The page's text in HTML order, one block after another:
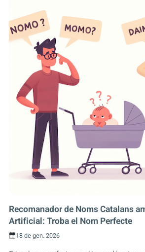
Recomanador de Noms Catalans
Artificial: Troba el Nom Perfecte
18 de gen. 2026